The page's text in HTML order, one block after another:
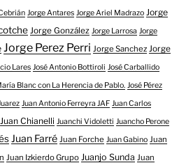
Jorge Antares Jorge Ariel Madrazo Jorge
Jorge González Jorge Larrosa Jorge
Jorge Perez Perri Jorge Sanchez Jorge
Lares José Antonio Bottiroli José Carballido
Blanc con La Herencia de Pablo. José Pérez
Juan Antonio Ferreyra JAF Juan Carlos
Juan Chianelli Juanchi Vidoletti Juancho Perone
Juan Farré Juan Forche Juan Gabino Juan
Juan Izkierdo Grupo Juanjo Sunda Juan